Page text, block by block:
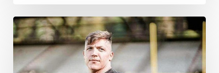
Kings
verstärken
sich
mit